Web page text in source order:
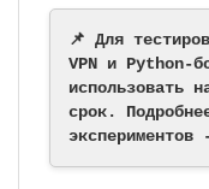
📌 Для
VPN и Python-
использовать
срок.
экспериментов